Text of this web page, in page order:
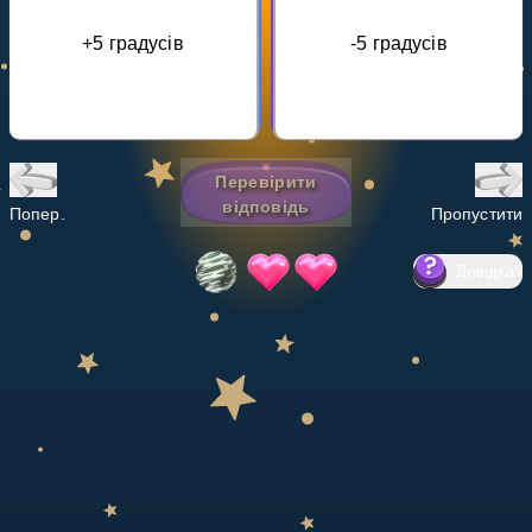
НАВЧАЛЬНИЙ ПЛАН
+5 градусів -5 градусів
Попер.
Перевірити
відповідь
Пропустити
?